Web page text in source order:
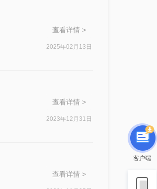
查看详情 >
2025年02月13日
查看详情 >
2023年12月31日
查看详情 >
客户端